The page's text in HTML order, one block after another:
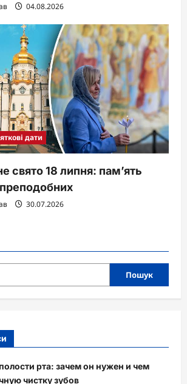
04.08.2026
дати
свято 18 липня: пам’ять
30.07.2026
Пошук
рта: зачем он нужен и чем
чистку зубов